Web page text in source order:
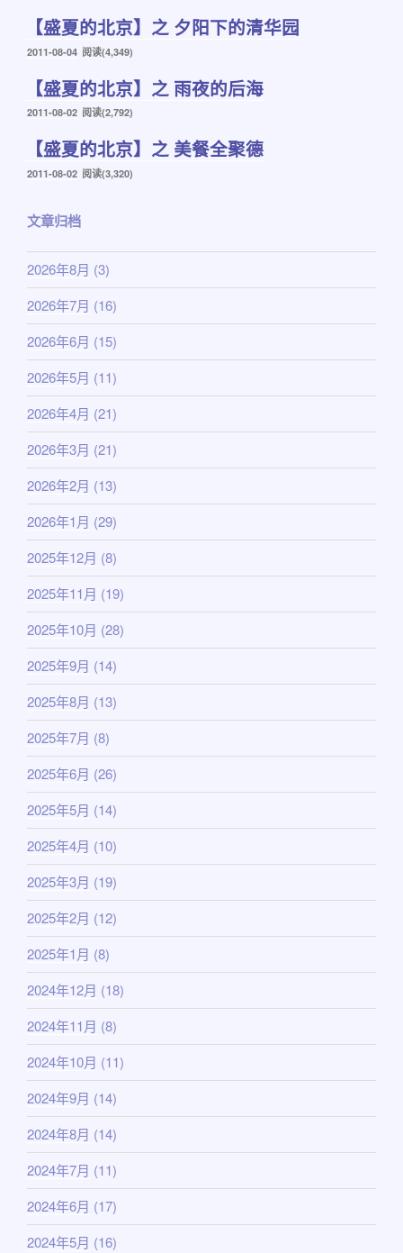
【盛夏的北京】之 夕阳下的清华园
发
2011-08-04 阅读(4,349)
【盛夏的北京】之 雨夜的后海
发
2011-08-02 阅读(2,792)
【盛夏的北京】之 美餐全聚德
发
2011-08-02 阅读(3,320)
文章归档
2026年8月 (3)
2026年7月 (16)
2026年6月 (15)
2026年5月 (11)
2026年4月 (21)
2026年3月 (21)
2026年2月 (13)
2026年1月 (29)
2025年12月 (8)
2025年11月 (19)
2025年10月 (28)
2025年9月 (14)
2025年8月 (13)
2025年7月 (8)
2025年6月 (26)
2025年5月 (14)
2025年4月 (10)
2025年3月 (19)
2025年2月 (12)
2025年1月 (8)
2024年12月 (18)
2024年11月 (8)
2024年10月 (11)
2024年9月 (14)
2024年8月 (14)
2024年7月 (11)
2024年6月 (17)
2024年5月 (16)